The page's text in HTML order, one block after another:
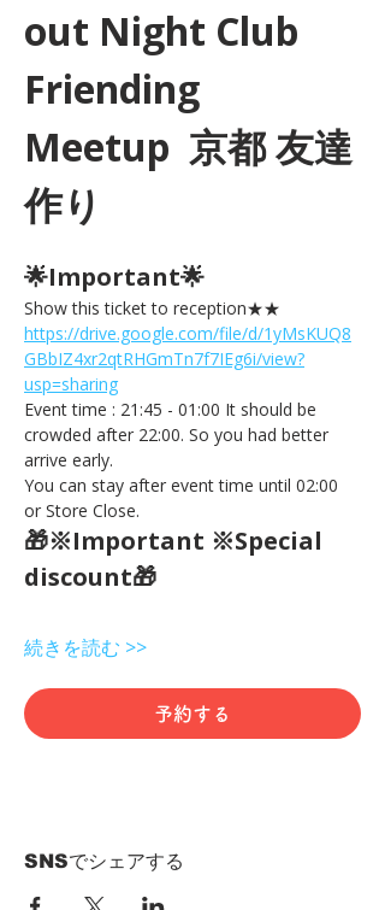
out Night Club
Friending
Meetup  京都 友達
作り
🌟Important🌟
Show this ticket to reception★★
https://drive.google.com/file/d/1yMsKUQ8
GBbIZ4xr2qtRHGmTn7f7IEg6i/view?
usp=sharing
Event time : 21:45 - 01:00 It should be
crowded after 22:00. So you had better
arrive early.
You can stay after event time until 02:00
or Store Close.
🎁※Important ※Special
discount🎁
続きを読む >>
予約する
SNSでシェアする